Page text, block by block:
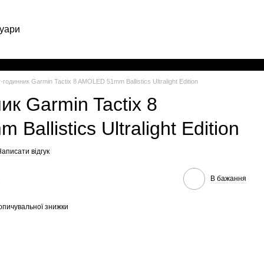
Garmin Tactix 8 AMOLED 51mm Ballistics Ultralight Edition
Garmin Tactix 8
Ballistics Ultralight Edition
відгук
В бажання
знижки